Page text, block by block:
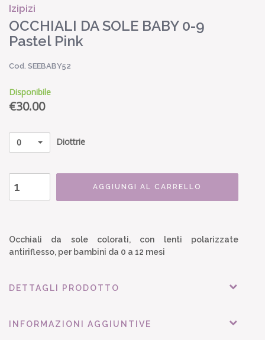
Izipizi
OCCHIALI DA SOLE BABY 0-9
Pastel Pink
Cod. SEEBABY52
Disponibile
€30.00
0 Diottrie
AGGIUNGI AL CARRELLO
Occhiali da sole colorati, con lenti polarizzate
antiriflesso, per bambini da 0 a 12 mesi
DETTAGLI PRODOTTO
INFORMAZIONI AGGIUNTIVE